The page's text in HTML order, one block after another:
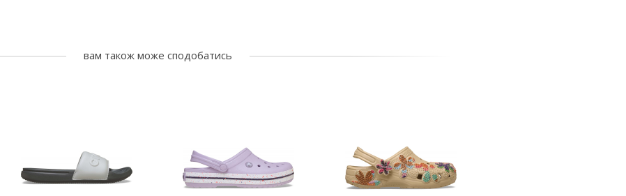
вам також може сподобатись